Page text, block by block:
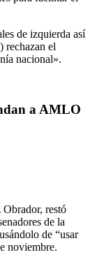
de izquierda así
rechazan el
nacional».
a AMLO
restó
de la
de “usar
noviembre.